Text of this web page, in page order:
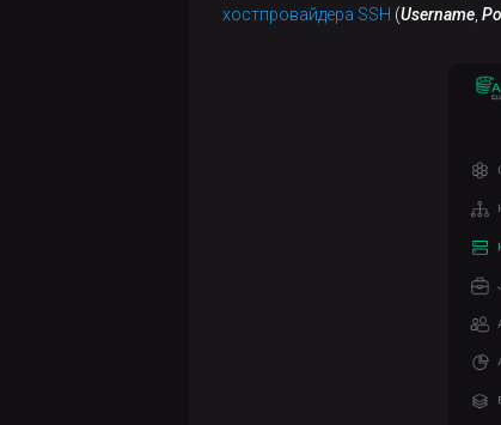
хостпровайдера SSH (Username,